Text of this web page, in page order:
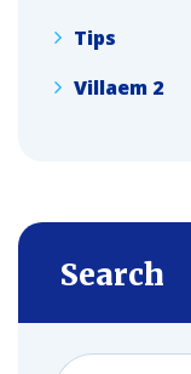
Tips
Villaem 2
Search